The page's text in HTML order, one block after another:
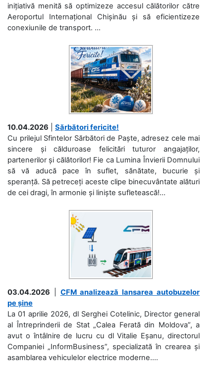
inițiativă menită să optimizeze accesul călătorilor către
Aeroportul Internațional Chișinău și să eficientizeze
conexiunile de transport. ...
10.04.2026
Sărbători fericite!
Cu prilejul Sfintelor Sărbători de Paște, adresez cele mai
sincere și călduroase felicitări tuturor angajaților,
partenerilor și călătorilor! Fie ca Lumina Învierii Domnului
să vă aducă pace în suflet, sănătate, bucurie și
speranță. Să petreceți aceste clipe binecuvântate alături
de cei dragi, în armonie și liniște sufletească!...
03.04.2026
CFM analizează lansarea autobuzelor
pe șine
La 01 aprilie 2026, dl Serghei Cotelinic, Director general
al Întreprinderii de Stat „Calea Ferată din Moldova”, a
avut o întâlnire de lucru cu dl Vitalie Eșanu, directorul
Companiei „InformBusiness”, specializată în crearea și
asamblarea vehiculelor electrice moderne....